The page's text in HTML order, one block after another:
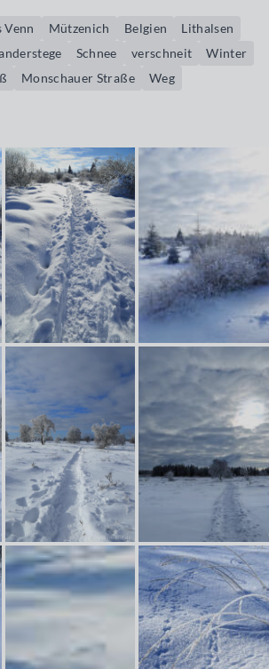
Venn Mützenich Belgien
Lithalsen
Schnee verschneit
Winter
Monschauer Straße
Weg